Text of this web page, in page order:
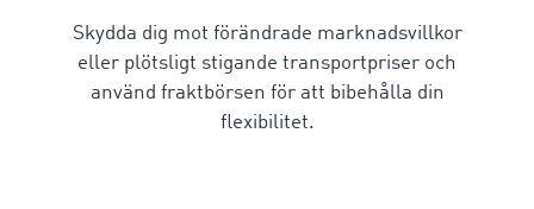
Skydda dig mot förändrade marknadsvillkor
eller plötsligt stigande transportpriser och
använd fraktbörsen för att bibehålla din
flexibilitet.